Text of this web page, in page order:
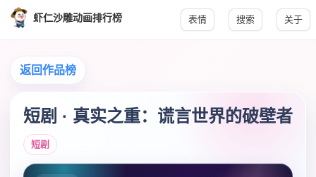
虾仁沙雕动画排行榜 表情 搜索 关于
返回作品榜
短剧 · 真实之重：谎言世界的破壁者
短剧